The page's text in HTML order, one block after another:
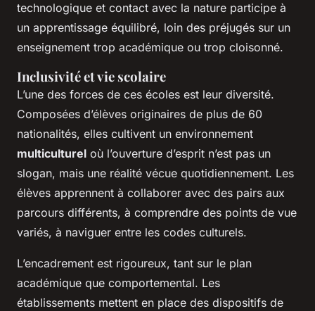
technologique et contact avec la nature participe à
un apprentissage équilibré, loin des préjugés sur un
enseignement trop académique ou trop cloisonné.
Inclusivité et vie scolaire
L’une des forces de ces écoles est leur diversité.
Composées d’élèves originaires de plus de 60
nationalités, elles cultivent un environnement
multiculturel où l’ouverture d’esprit n’est pas un
slogan, mais une réalité vécue quotidiennement. Les
élèves apprennent à collaborer avec des pairs aux
parcours différents, à comprendre des points de vue
variés, à naviguer entre les codes culturels.
L’encadrement est rigoureux, tant sur le plan
académique que comportemental. Les
établissements mettent en place des dispositifs de